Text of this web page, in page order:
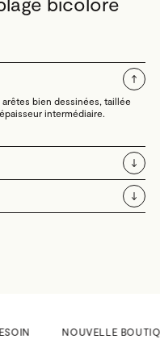
bien dessinées, taillée
intermédiaire.
NOUVELLE